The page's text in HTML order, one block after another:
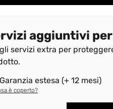
aggiuntivi
servizi extra per
Garanzia estesa (+ 12 mesi)
è coperto?